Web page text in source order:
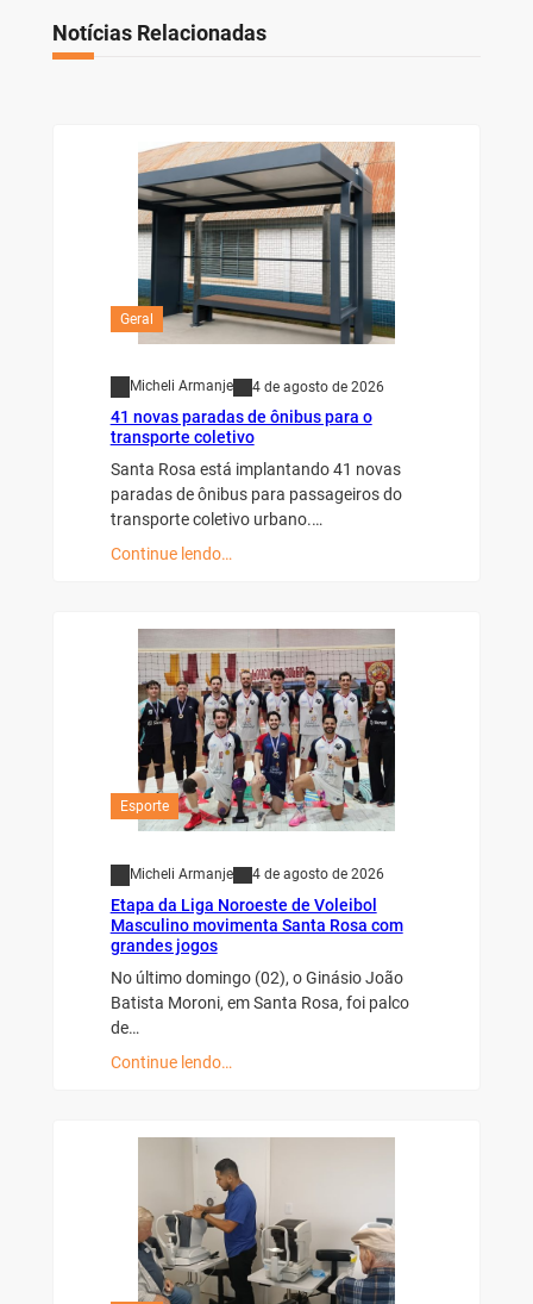
Notícias Relacionadas
Geral
Micheli Armanje 4 de agosto de 2026
41 novas paradas de ônibus para o
transporte coletivo
Santa Rosa está implantando 41 novas
paradas de ônibus para passageiros do
transporte coletivo urbano.…
Continue lendo…
Esporte
Micheli Armanje 4 de agosto de 2026
Etapa da Liga Noroeste de Voleibol
Masculino movimenta Santa Rosa com
grandes jogos
No último domingo (02), o Ginásio João
Batista Moroni, em Santa Rosa, foi palco
de…
Continue lendo…